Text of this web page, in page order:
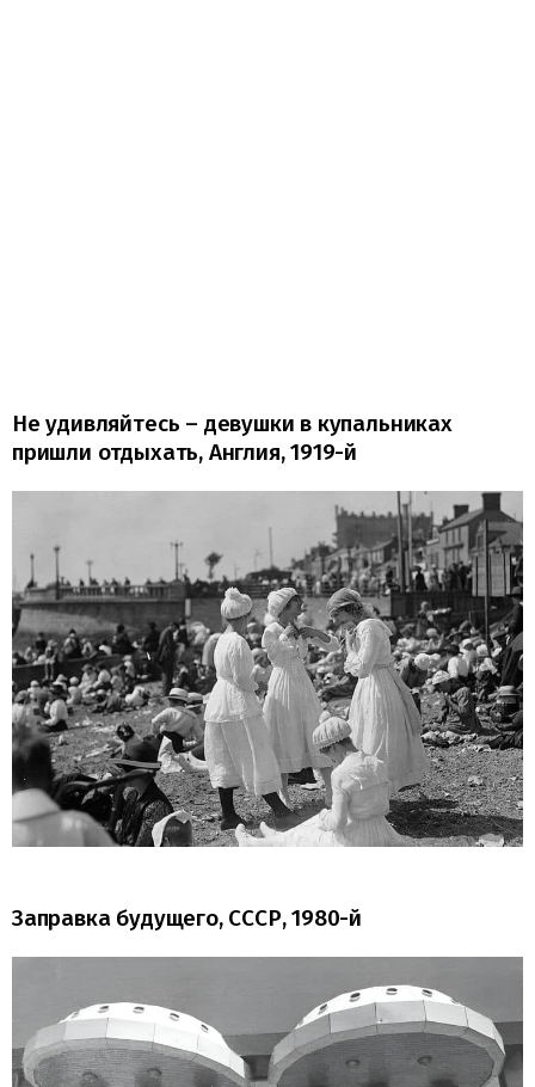
Не удивляйтесь – девушки в купальниках
пришли отдыхать, Англия, 1919-й
Заправка будущего, СССР, 1980-й